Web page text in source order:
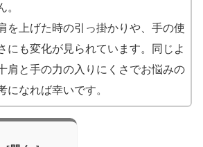
。
を上げた時の引っ掛かりや、手の使
にも変化が見られています。同じよ
肩と手の力の入りにくさでお悩みの
になれば幸いです。